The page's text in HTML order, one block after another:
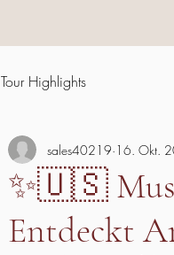
Tour Highlights
✨🇺🇸
Entdeckt
sales40219 16. Okt.